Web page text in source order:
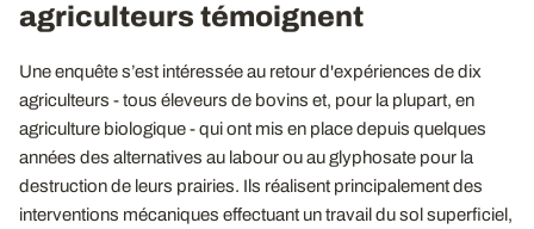
agriculteurs témoignent
Une enquête s’est intéressée au retour d'expériences de dix
agriculteurs - tous éleveurs de bovins et, pour la plupart, en
agriculture biologique - qui ont mis en place depuis quelques
années des alternatives au labour ou au glyphosate pour la
destruction de leurs prairies. Ils réalisent principalement des
interventions mécaniques effectuant un travail du sol superficiel,